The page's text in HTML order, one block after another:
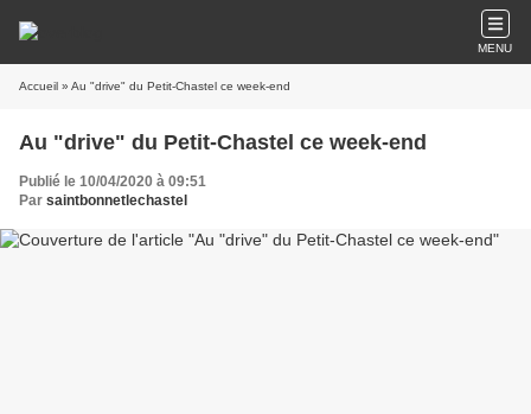
MENU
Accueil » Au "drive" du Petit-Chastel ce week-end
Au "drive" du Petit-Chastel ce week-end
Publié le 10/04/2020 à 09:51
Par saintbonnetlechastel